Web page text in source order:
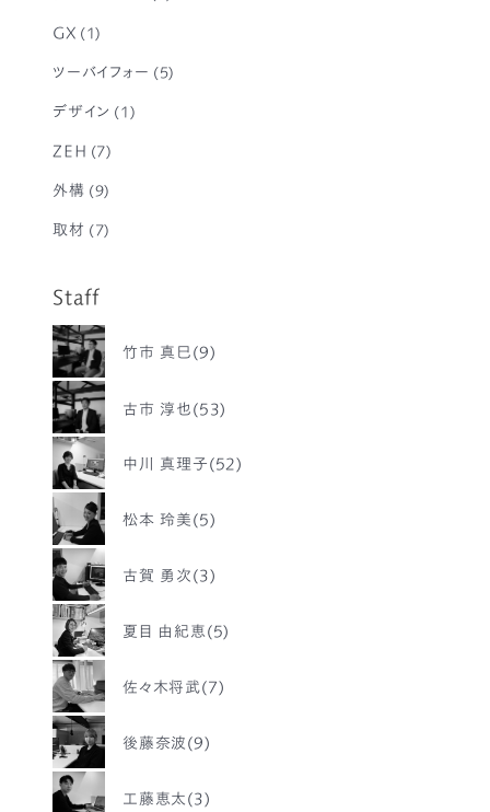
GX (1)
ツーバイフォー (5)
デザイン (1)
ZEH (7)
外構 (9)
取材 (7)
Staff
竹市 真巳(9)
古市 淳也(53)
中川 真理子(52)
松本 玲美(5)
古賀 勇次(3)
夏目 由紀恵(5)
佐々木将武(7)
後藤奈波(9)
工藤恵太(3)